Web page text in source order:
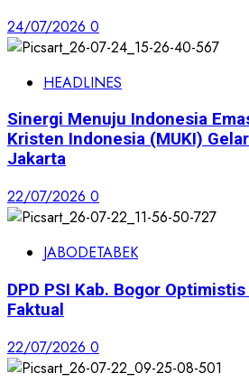
24/07/2026 0
HEADLINES
Sinergi Menuju Indonesia
Kristen Indonesia (MUKI)
Jakarta
22/07/2026 0
JABODETABEK
DPD PSI Kab. Bogor
Faktual
22/07/2026 0